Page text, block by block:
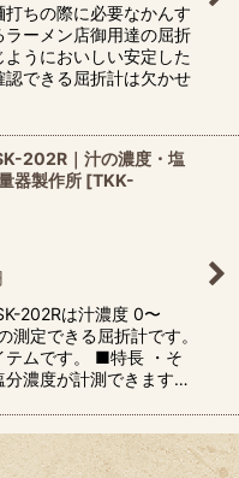
ちの際に必要なかんす
ーメン店御用達の屈折
うにおいしい安定した
できる屈折計は欠かせ
202R｜汁の濃度・塩
器製作所 [TKK-
202Rは汁濃度 0〜
定できる屈折計です。
テムです。 ■特長 ・そ
分濃度が計測できます…